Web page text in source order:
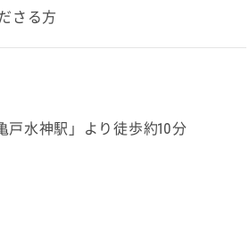
さる方
戸水神駅」より徒歩約10分